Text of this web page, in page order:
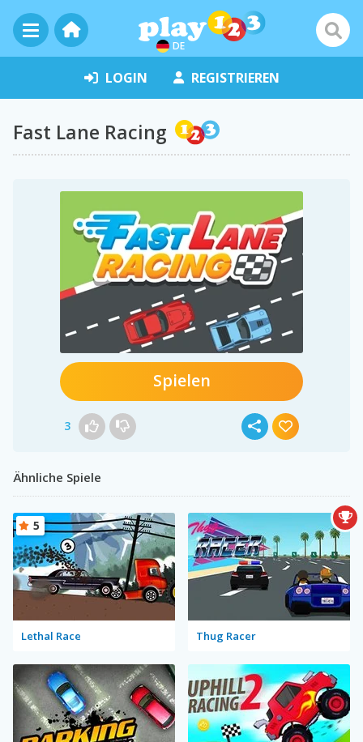
DE
LOGIN REGISTRIEREN
Fast Lane Racing
Spielen
3
Ähnliche Spiele
Lethal Race
5
Thug Racer